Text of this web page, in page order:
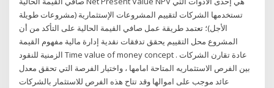
تستخدمها الشركات لتقييم المشروعات الإستثمارية (مشروعات طويلة
الأجل)؛ تعتمد طريقة عمل صافي القيمة الحالية على التأكد من أن
المشروع محل التقييم يحقق تدفقات نقدية إدارة مالية مفهوم القيمة
الزمنية للنقود Time value of money concept . عادة تقارن الشركات
بين الفرص الاستثماريه المتاحة امامها ، واختيار الفرصة التي تحقق معدل
عائد موجب على اموالها وقد تتاح هذه الفرص للاستثمار بالشركات